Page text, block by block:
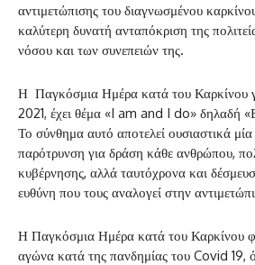
αντιμετώπισης του διαγνωσμένου
καλύτερη δυνατή ανταπόκριση της
νόσου και των συνεπειών της.
Η Παγκόσμια Ημέρα κατά του Καρκίνου
2021, έχει θέμα «I am and I do» δηλαδή
Το σύνθημα αυτό αποτελεί ουσιαστικά
παρότρυνση για δράση κάθε ανθρώπου,
κυβέρνησης, αλλά ταυτόχρονα και
ευθύνη που τους αναλογεί στην
Η Παγκόσμια Ημέρα κατά του Καρκίνου
αγώνα κατά της πανδημίας του Covid 19,